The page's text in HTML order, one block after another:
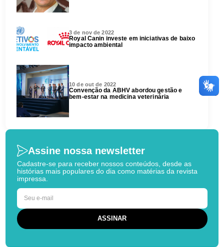
3 de nov de 2022
Royal Canin investe em iniciativas de baixo
impacto ambiental
10 de out de 2022
Convenção da ABHV abordou gestão e
bem-estar na medicina veterinária
Assine nossa newsletter
Cadastre-se para receber nossos conteúdos, desde as
histórias mais populares do dia como matérias da revista
impressa.